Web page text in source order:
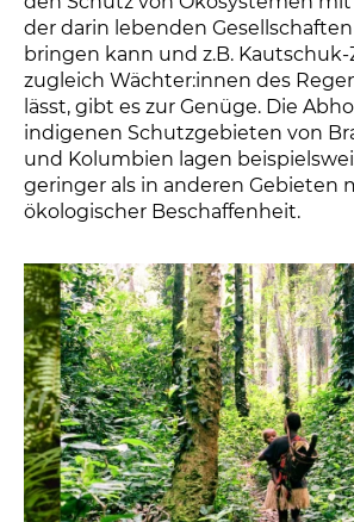
der darin lebenden
bringen kann und z.B.
zugleich Wächter:innen des
lässt, gibt es zur Genüge. Die
indigenen Schutzgebieten von
und Kolumbien lagen
geringer als in anderen Gebieten
ökologischer Beschaffenheit.